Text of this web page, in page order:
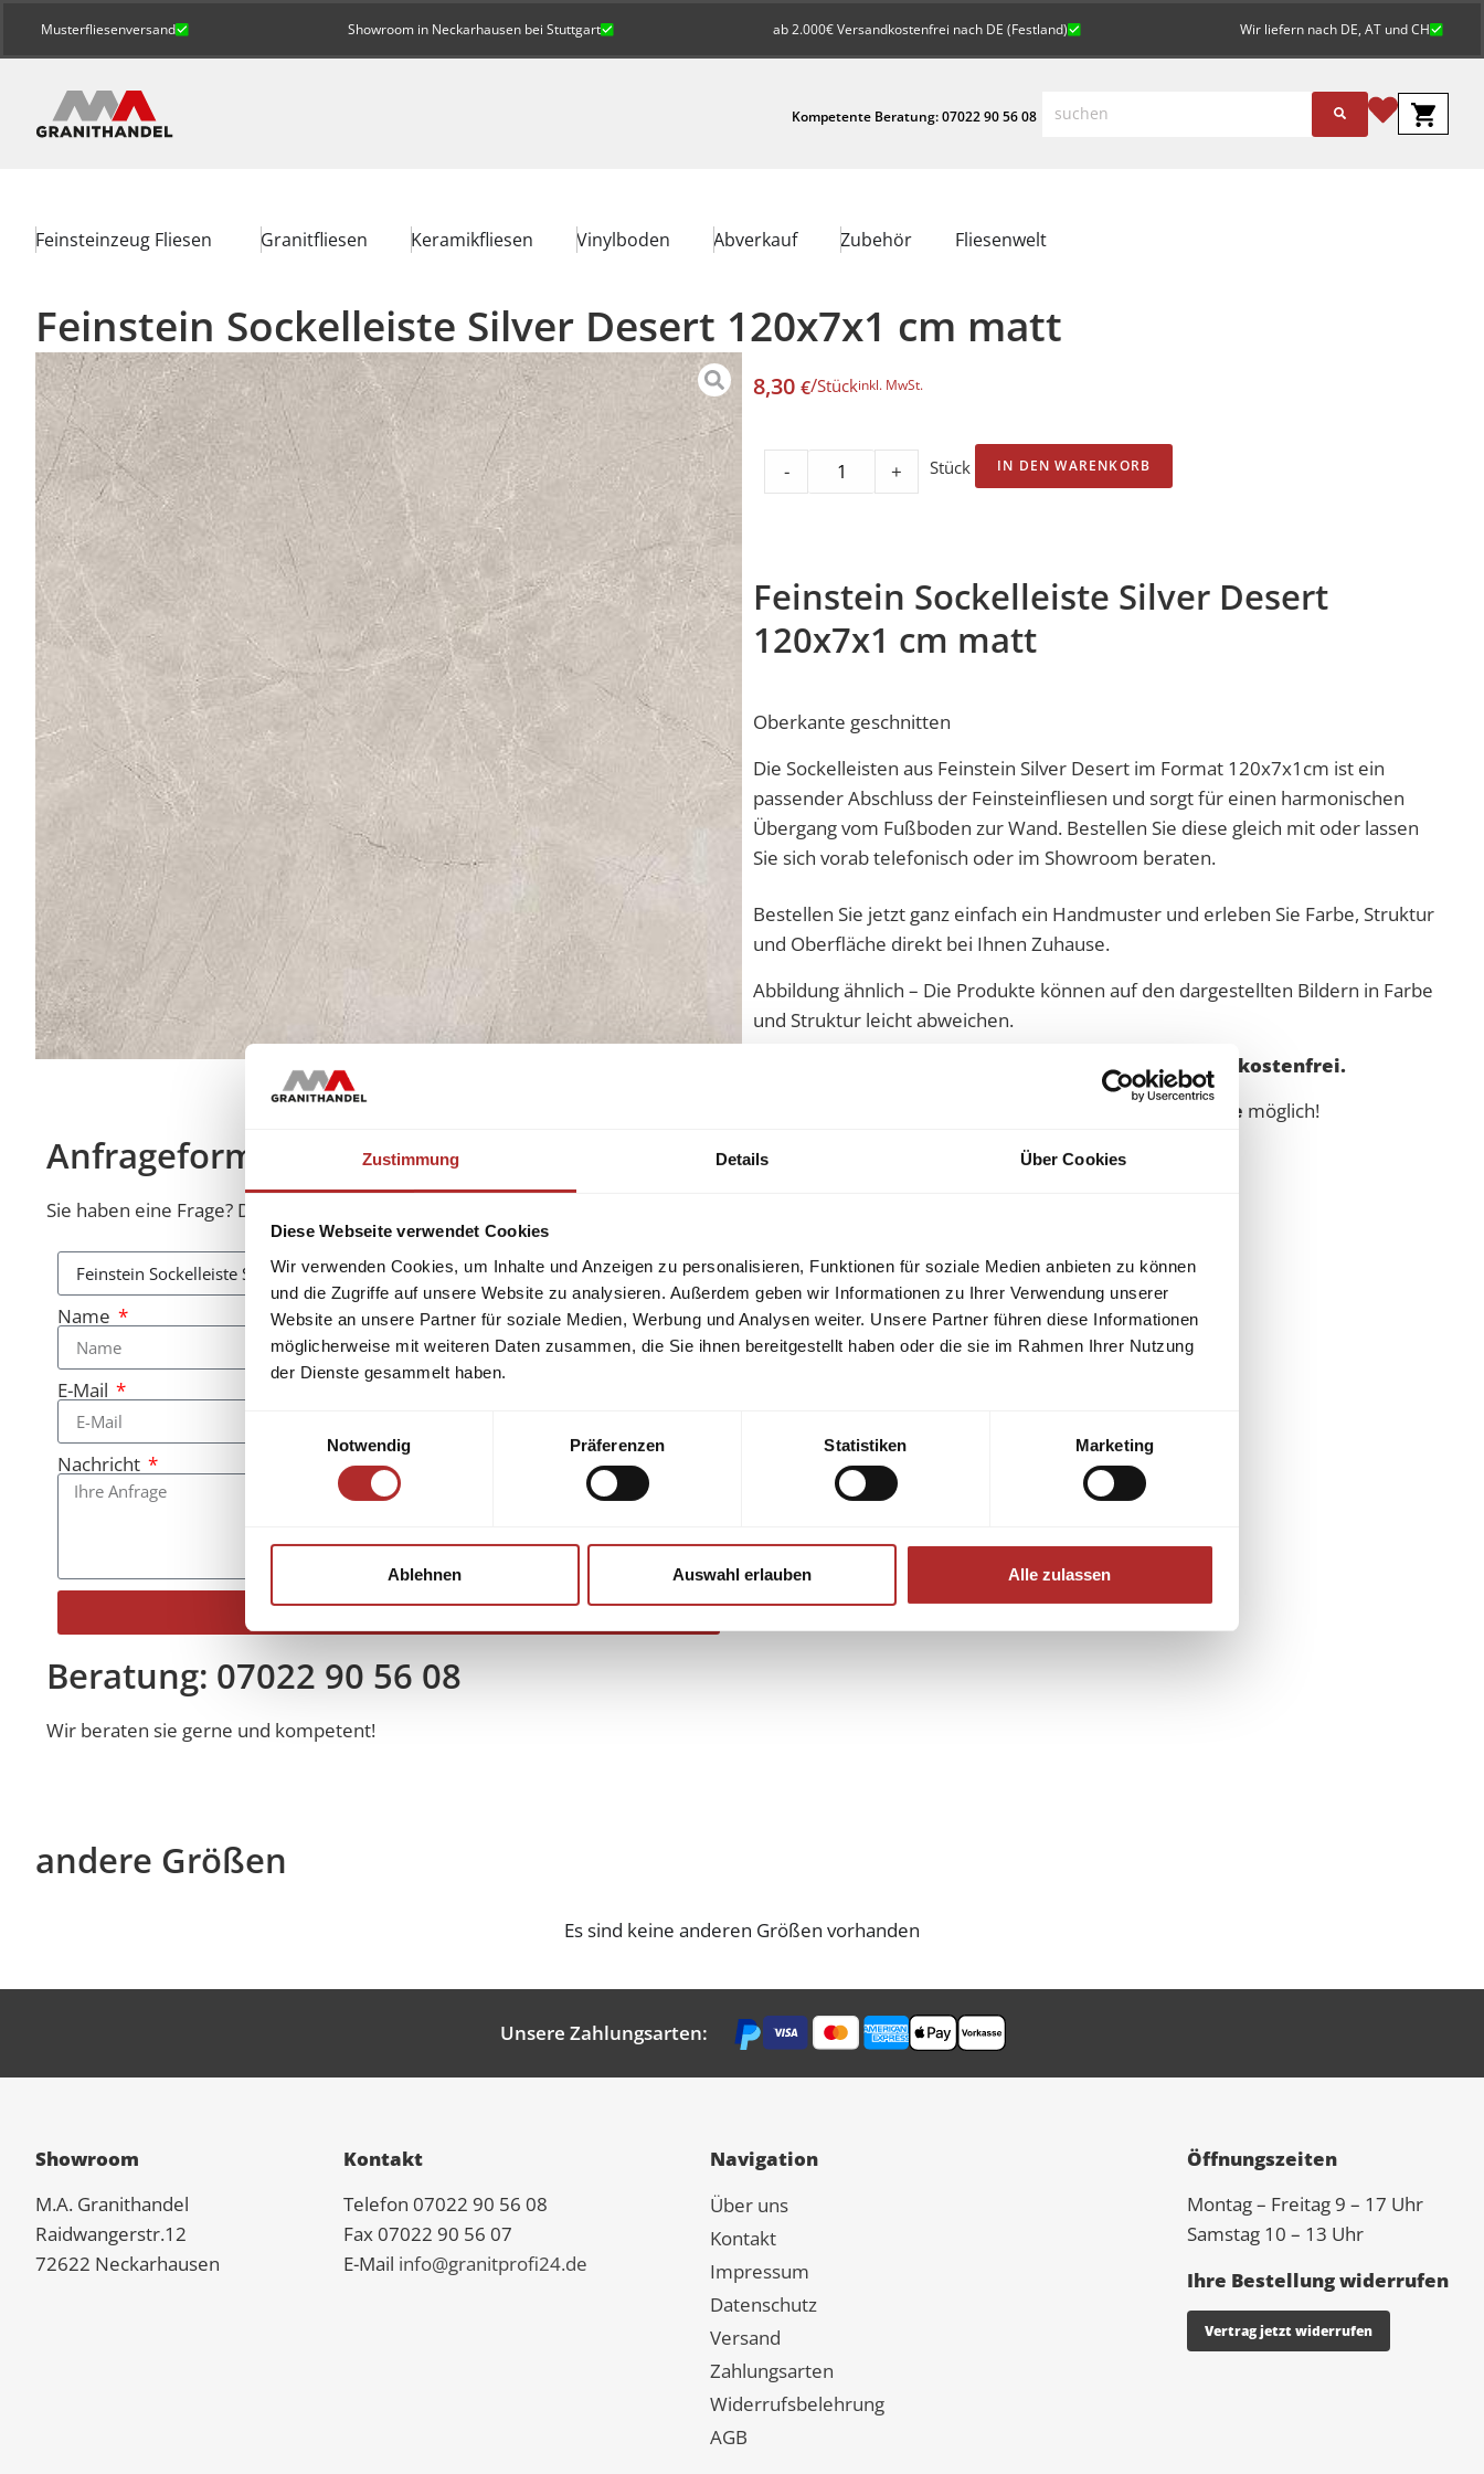
Zustimmung Details Über Cookies
Diese Webseite verwendet Cookies
Wir verwenden Cookies, um Inhalte und Anzeigen zu personalisieren, Funktionen für soziale Medien anbieten zu können
und die Zugriffe auf unsere Website zu analysieren. Außerdem geben wir Informationen zu Ihrer Verwendung unserer
Website an unsere Partner für soziale Medien, Werbung und Analysen weiter. Unsere Partner führen diese Informationen
möglicherweise mit weiteren Daten zusammen, die Sie ihnen bereitgestellt haben oder die sie im Rahmen Ihrer Nutzung
der Dienste gesammelt haben.
Notwendig
Präferenzen Statistiken Marketing
Ablehnen Auswahl erlauben Alle zulassen
Musterfliesenversand Showroom in Neckarhausen bei Stuttgart ab 2.000€ Versandkostenfrei nach DE (Festland) Wir liefern nach DE, AT und CH
Kompetente Beratung: 07022 90 56 08
Feinsteinzeug Fliesen Granitfliesen Keramikfliesen Vinylboden Abverkauf Zubehör Fliesenwelt
Feinstein Sockelleiste Silver Desert 120x7x1 cm matt
Anfrageformular
Sie haben eine Frage? Diese beantworten wir Ihnen gerne.
Name
E-Mail
Nachricht
Beratung: 07022 90 56 08
Wir beraten sie gerne und kompetent!
8,30 €/Stückinkl. MwSt.
- + Stück IN DEN WARENKORB
Feinstein Sockelleiste Silver Desert
120x7x1 cm matt
Oberkante geschnitten
Die Sockelleisten aus Feinstein Silver Desert im Format 120x7x1cm ist ein
passender Abschluss der Feinsteinfliesen und sorgt für einen harmonischen
Übergang vom Fußboden zur Wand. Bestellen Sie diese gleich mit oder lassen
Sie sich vorab telefonisch oder im Showroom beraten.
Bestellen Sie jetzt ganz einfach ein Handmuster und erleben Sie Farbe, Struktur
und Oberfläche direkt bei Ihnen Zuhause.
Abbildung ähnlich – Die Produkte können auf den dargestellten Bildern in Farbe
und Struktur leicht abweichen.
Versand nach Deutschland (Festland) ab 2.000,00€ kostenfrei.
auf Anfrage möglich!
Qualität und Preis garantiert vom Fachhandel.
andere Größen
Es sind keine anderen Größen vorhanden
Unsere Zahlungsarten:
Showroom
M.A. Granithandel
Raidwangerstr.12
72622 Neckarhausen
Kontakt
Telefon 07022 90 56 08
Fax 07022 90 56 07
E-Mail info@granitprofi24.de
Navigation
Über uns
Kontakt
Impressum
Datenschutz
Versand
Zahlungsarten
Widerrufsbelehrung
AGB
Öffnungszeiten
Montag – Freitag 9 – 17 Uhr
Samstag 10 – 13 Uhr
Ihre Bestellung widerrufen
Vertrag jetzt widerrufen